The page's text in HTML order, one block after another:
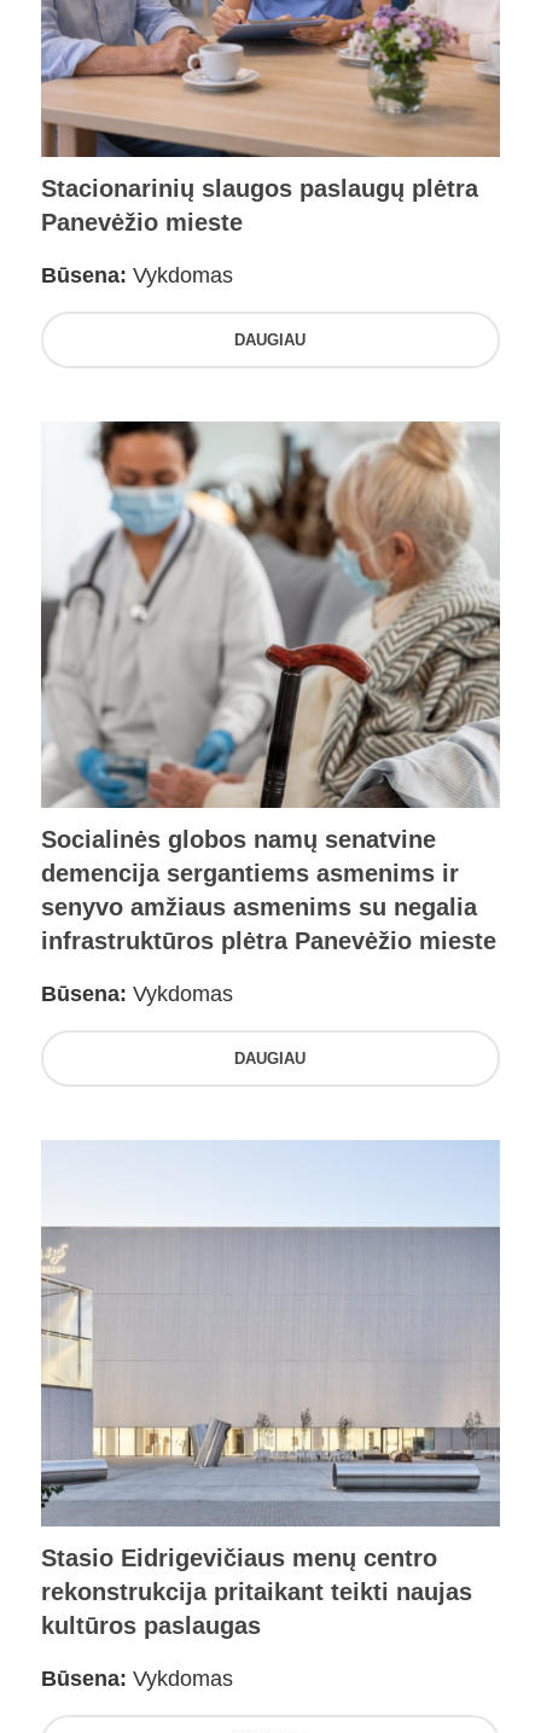
Stacionarinių slaugos paslaugų plėtra
Panevėžio mieste
Būsena: Vykdomas
DAUGIAU
Socialinės globos namų senatvine
demencija sergantiems asmenims ir
senyvo amžiaus asmenims su negalia
infrastruktūros plėtra Panevėžio mieste
Būsena: Vykdomas
DAUGIAU
Stasio Eidrigevičiaus menų centro
rekonstrukcija pritaikant teikti naujas
kultūros paslaugas
Būsena: Vykdomas